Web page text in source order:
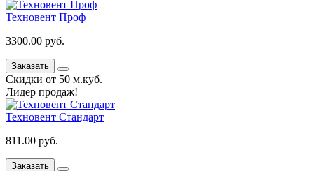
Техновент Проф
3300.00 руб.
Заказать
Скидки от 50 м.куб.
Лидер продаж!
Техновент Стандарт
811.00 руб.
Заказать